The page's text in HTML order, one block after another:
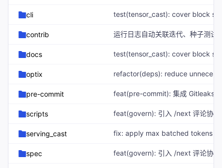
cli
contrib
docs
optix
pre-commit
scripts
serving_cast
spec